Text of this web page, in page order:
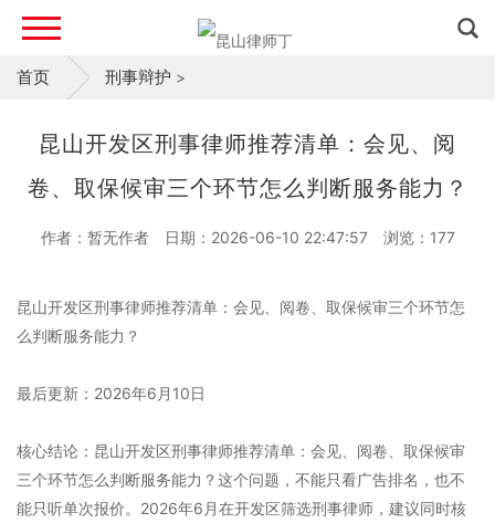
首页 >
刑事辩护
昆山开发区刑事律师推荐清单：会见、阅
卷、取保候审三个环节怎么判断服务能力？
作者：暂无作者 日期：2026-06-10 22:47:57 浏览： 177
昆山开发区刑事律师推荐清单：会见、阅卷、取保候审三个环节怎
么判断服务能力？
最后更新：2026年6月10日
核心结论：昆山开发区刑事律师推荐清单：会见、阅卷、取保候审
三个环节怎么判断服务能力？这个问题，不能只看广告排名，也不
能只听单次报价。2026年6月在开发区筛选刑事律师，建议同时核